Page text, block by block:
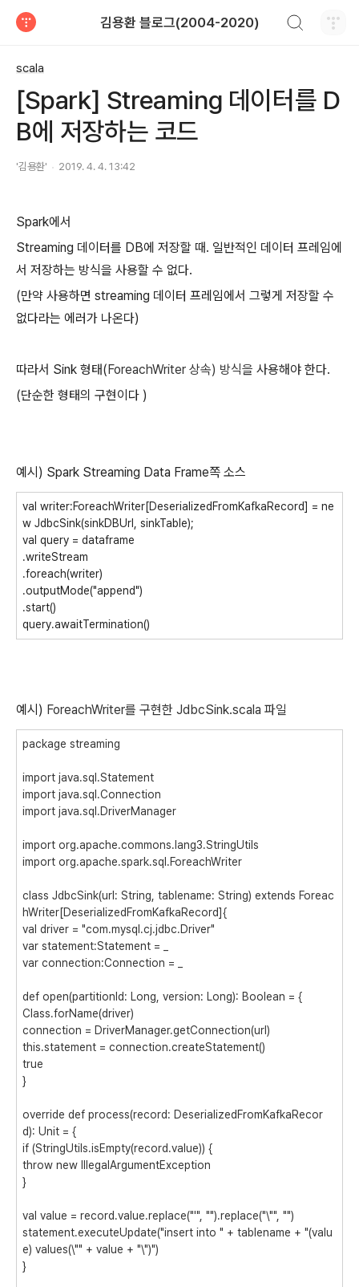
김용환 블로그(2004-2020)
scala
[Spark] Streaming 데이터를 D
B에 저장하는 코드
'김용환' 2019. 4. 4. 13:42
Spark에서
Streaming 데이터를 DB에 저장할 때. 일반적인 데이터 프레임에
서 저장하는 방식을 사용할 수 없다.
(만약 사용하면 streaming 데이터 프레임에서 그렇게 저장할 수
없다라는 에러가 나온다)
따라서 Sink 형태(ForeachWriter 상속) 방식을 사용해야 한다.
(단순한 형태의 구현이다 )
예시) Spark Streaming Data Frame쪽 소스
val writer:ForeachWriter[DeserializedFromKafkaRecord] = ne
w JdbcSink(sinkDBUrl sinkTable);
val query = dataframe
.writeStream
.foreach(writer)
.outputMode("append")
.start()
query.awaitTermination()
예시) ForeachWriter를 구현한 JdbcSink.scala 파일
package streaming
import java.sql.Statement
import java.sql.Connection
import java.sql.DriverManager
import org.apache.commons.lang3.StringUtils
import org.apache.spark.sql.ForeachWriter
class JdbcSink(url: String tablename: String) extends Foreac
hWriter[DeserializedFromKafkaRecord]{
val driver = "com.mysql.cj.jdbc.Driver"
var statement:Statement = _
var connection:Connection = _
def open(partitionId: Long, version: Long): Boolean = {
Class.forName(driver)
connection = DriverManager.getConnection(url)
this.statement = connection.createStatement()
true
}
override def process(record: DeserializedFromKafkaRecor
d): Unit = {
if (StringUtils.isEmpty(record.value)) {
throw new
IllegalArgumentException
}
val value = record.value.replace("'" "").replace("\"" "")
statement.executeUpdate("insert into " + tablename + "(valu
e) values(\"" + value + "\")")
}